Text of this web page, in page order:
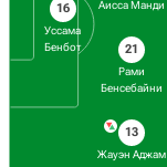
16
Уссама
Бенбот
Аисса Манди
21
Рами
Бенсебайни
13
Жауэн Аджам